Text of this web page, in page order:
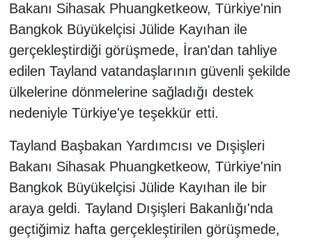
Bakanı Sihasak Phuangketkeow, Türkiye'nin
Bangkok Büyükelçisi Jülide Kayıhan ile
gerçekleştirdiği görüşmede, İran'dan tahliye
edilen Tayland vatandaşlarının güvenli şekilde
ülkelerine dönmelerine sağladığı destek
nedeniyle Türkiye'ye teşekkür etti.
Tayland Başbakan Yardımcısı ve Dışişleri
Bakanı Sihasak Phuangketkeow, Türkiye'nin
Bangkok Büyükelçisi Jülide Kayıhan ile bir
araya geldi. Tayland Dışişleri Bakanlığı'nda
geçtiğimiz hafta gerçekleştirilen görüşmede,